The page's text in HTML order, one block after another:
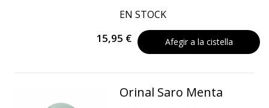
EN STOCK
15,95 € Afegir a la cistella
Orinal Saro Menta